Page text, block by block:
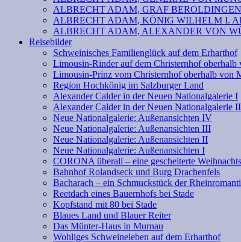
ALBRECHT ADAM, GRAF
ALBRECHT ADAM, KÖNIG WILHELM I.
ALBRECHT ADAM, ALEXANDER VON
Reisebilder
Schweinisches Familienglück auf dem Erharthof
Limousin-Rinder auf dem Christernhof
Limousin-Prinz vom Christernhof oberhalb von
Region Hochkönig im Salzburger Land
Alexander Calder in der Neuen Nationalgalerie I
Alexander Calder in der Neuen Nationalgalerie II
Neue Nationalgalerie: Außenansichten IV
Neue Nationalgalerie: Außenansichten III
Neue Nationalgalerie: Außenansichten II
Neue Nationalgalerie: Außenansichten I
CORONA überall – eine gescheiterte
Bahnhof Rolandseck und Burg Drachenfels
Bacharach – ein Schmuckstück der
Reetdach eines Bauernhofs bei Stade
Kopfstand mit 80 bei Stade
Blaues Land und Blauer Reiter
Das Münter-Haus in Murnau
Wohliges Schweineleben auf dem Erharthof